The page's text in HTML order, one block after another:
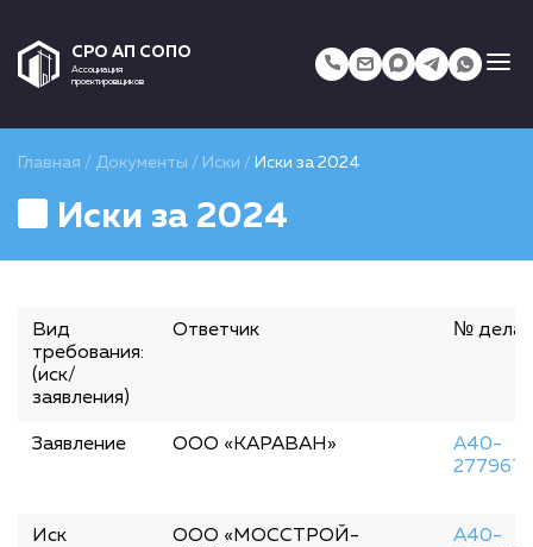
СРО АП СОПО
Ассоциация
проектировщиков
Главная / Документы / Иски / Иски за 2024
Иски за 2024
Вид
требования:
(иск/
заявления)
Ответчик № дела
Заявление ООО «КАРАВАН»
А40-
277967/
Иск
ООО «МОССТРОЙ-
А40-